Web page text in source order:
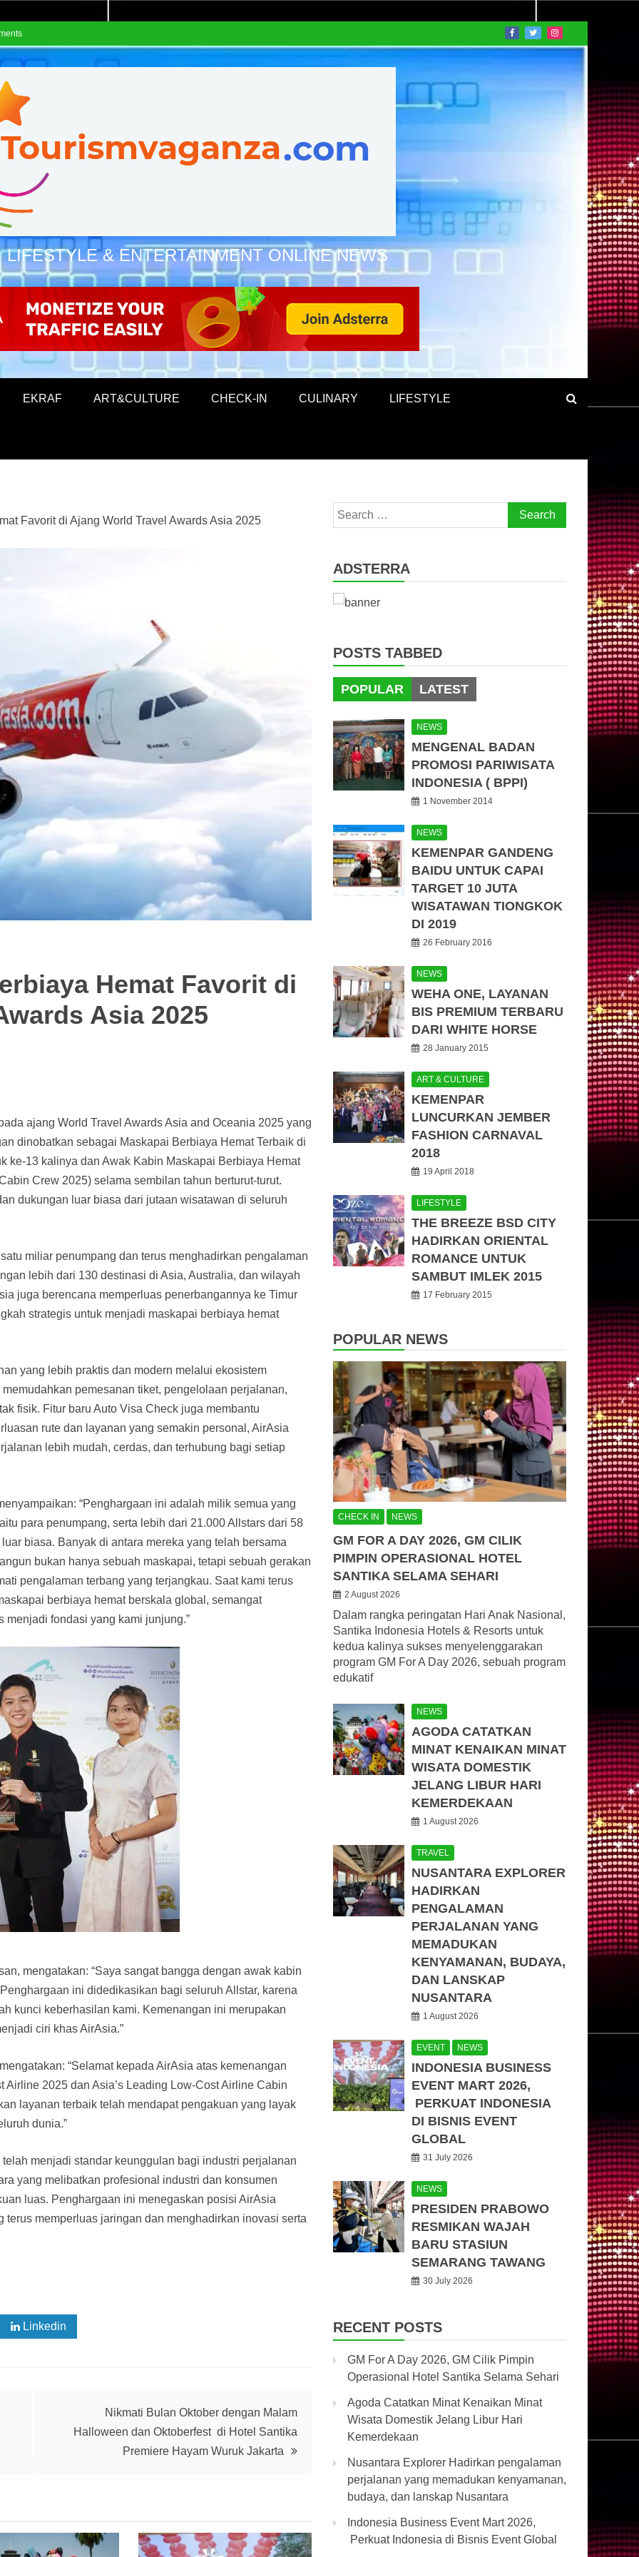
LIFESTYLE & ENTERTAINMENT ONLINE NEWS
EKRAF ART&CULTURE CHECK-IN CULINARY LIFESTYLE
Favorit di Ajang World Travel Awards Asia 2025
Hemat Favorit di
Asia 2025
ajang World Travel Awards Asia and Oceania 2025 yang
dinobatkan sebagai Maskapai Berbiaya Hemat Terbaik di
ke-13 kalinya dan Awak Kabin Maskapai Berbiaya Hemat
Crew 2025) selama sembilan tahun berturut-turut.
dukungan luar biasa dari jutaan wisatawan di seluruh
miliar penumpang dan terus menghadirkan pengalaman
lebih dari 130 destinasi di Asia, Australia, dan wilayah
juga berencana memperluas penerbangannya ke Timur
strategis untuk menjadi maskapai berbiaya hemat
yang lebih praktis dan modern melalui ekosistem
pemesanan tiket, pengelolaan perjalanan,
fisik. Fitur baru Auto Visa Check juga membantu
rute dan layanan yang semakin personal, AirAsia
lebih mudah, cerdas, dan terhubung bagi setiap
“Penghargaan ini adalah milik semua yang
para penumpang, serta lebih dari 21.000 Allstars dari 58
biasa. Banyak di antara mereka yang telah bersama
bukan hanya sebuah maskapai, tetapi sebuah gerakan
pengalaman terbang yang terjangkau. Saat kami terus
berbiaya hemat berskala global, semangat
fondasi yang kami junjung.”
mengatakan: “Saya sangat bangga dengan awak kabin
ini didedikasikan bagi seluruh Allstar, karena
kunci keberhasilan kami. Kemenangan ini merupakan
ciri khas AirAsia.”
“Selamat kepada AirAsia atas kemenangan
2025 dan Asia’s Leading Low-Cost Airline Cabin
layanan terbaik telah mendapat pengakuan yang layak
dunia.”
menjadi standar keunggulan bagi industri perjalanan
yang melibatkan profesional industri dan konsumen
luas. Penghargaan ini menegaskan posisi AirAsia
memperluas jaringan dan menghadirkan inovasi serta
Linkedin
Nikmati Bulan Oktober dengan Malam
Halloween dan Oktoberfest di Hotel Santika
Premiere Hayam Wuruk Jakarta
Search
for:
ADSTERRA
POSTS TABBED
POPULAR LATEST
NEWS
MENGENAL BADAN
PROMOSI PARIWISATA
INDONESIA ( BPPI)
1 November 2014
NEWS
KEMENPAR GANDENG
BAIDU UNTUK CAPAI
TARGET 10 JUTA
WISATAWAN TIONGKOK
DI 2019
26 February 2016
NEWS
WEHA ONE, LAYANAN
BIS PREMIUM TERBARU
DARI WHITE HORSE
28 January 2015
ART & CULTURE
KEMENPAR
LUNCURKAN JEMBER
FASHION CARNAVAL
2018
19 April 2018
LIFESTYLE
THE BREEZE BSD CITY
HADIRKAN ORIENTAL
ROMANCE UNTUK
SAMBUT IMLEK 2015
17 February 2015
POPULAR NEWS
CHECK IN NEWS
GM FOR A DAY 2026, GM CILIK
PIMPIN OPERASIONAL HOTEL
SANTIKA SELAMA SEHARI
2 August 2026
Dalam rangka peringatan Hari Anak Nasional,
Santika Indonesia Hotels & Resorts untuk
kedua kalinya sukses menyelenggarakan
program GM For A Day 2026, sebuah program
edukatif
NEWS
AGODA CATATKAN
MINAT KENAIKAN MINAT
WISATA DOMESTIK
JELANG LIBUR HARI
KEMERDEKAAN
1 August 2026
TRAVEL
NUSANTARA EXPLORER
HADIRKAN
PENGALAMAN
PERJALANAN YANG
MEMADUKAN
KENYAMANAN, BUDAYA,
DAN LANSKAP
NUSANTARA
1 August 2026
EVENT NEWS
INDONESIA BUSINESS
EVENT MART 2026,
PERKUAT INDONESIA
DI BISNIS EVENT
GLOBAL
31 July 2026
NEWS
PRESIDEN PRABOWO
RESMIKAN WAJAH
BARU STASIUN
SEMARANG TAWANG
30 July 2026
RECENT POSTS
GM For A Day 2026, GM Cilik Pimpin
Operasional Hotel Santika Selama Sehari
Agoda Catatkan Minat Kenaikan Minat
Wisata Domestik Jelang Libur Hari
Kemerdekaan
Nusantara Explorer Hadirkan pengalaman
perjalanan yang memadukan kenyamanan,
budaya, dan lanskap Nusantara
Indonesia Business Event Mart 2026,
Perkuat Indonesia di Bisnis Event Global